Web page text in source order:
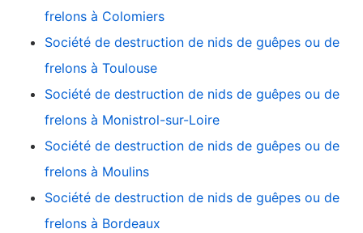
frelons à Colomiers
Société de destruction de nids de guêpes ou de
frelons à Toulouse
Société de destruction de nids de guêpes ou de
frelons à Monistrol-sur-Loire
Société de destruction de nids de guêpes ou de
frelons à Moulins
Société de destruction de nids de guêpes ou de
frelons à Bordeaux